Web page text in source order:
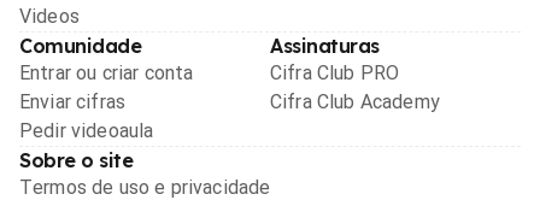
Videos
Comunidade
Entrar ou criar conta
Enviar cifras
Pedir videoaula
Assinaturas
Cifra Club PRO
Cifra Club Academy
Sobre o site
Termos de uso e privacidade